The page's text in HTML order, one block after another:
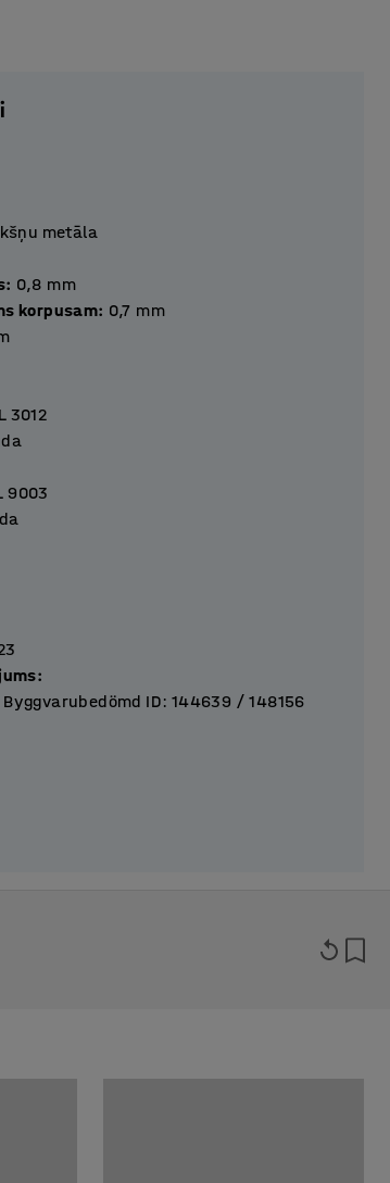
metāla
: 0,8 mm
korpusam: 0,7 mm
3012
9003
:
ID: 144639 / 148156